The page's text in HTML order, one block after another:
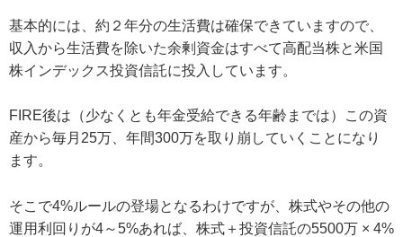
基本的には、約２年分の生活費は確保できていますので、
収入から生活費を除いた余剰資金はすべて高配当株と米国
株インデックス投資信託に投入しています。
FIRE後は（少なくとも年金受給できる年齢までは）この資
産から毎月25万、年間300万を取り崩していくことになり
ます。
そこで4%ルールの登場となるわけですが、株式やその他の
運用利回りが4～5%あれば、株式＋投資信託の5500万 × 4%